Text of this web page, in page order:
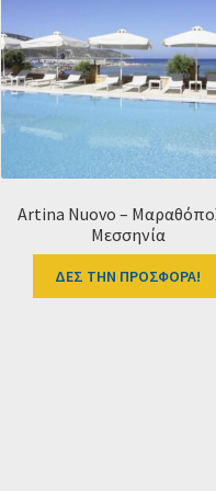
Artina Nuovo –
Μεσσηνία
ΔΕΣ ΤΗΝ ΠΡΟΣΦΟΡΑ!